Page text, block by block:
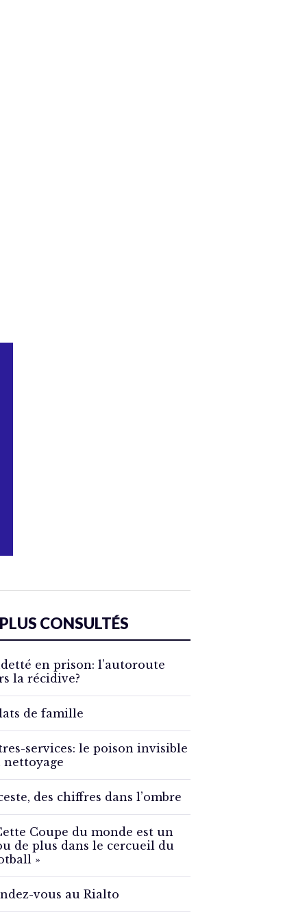
CONSULTÉS
en prison: l’autoroute
la récidive?
de famille
services: le poison invisible
nettoyage
des chiffres dans l’ombre
Coupe du monde est un
de plus dans le cercueil du
»
vous au Rialto